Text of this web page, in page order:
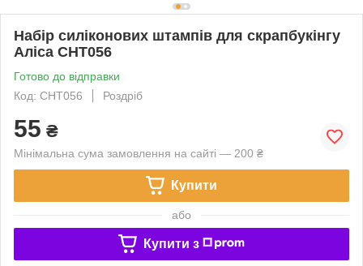
Набір силіконових штампів для скрапбукінгу
Аліса CHT056
Готово до відправки
Код: CHT056
Роздріб
55 ₴
Мінімальна сума замовлення на сайті — 200 ₴
Купити
або
Купити з